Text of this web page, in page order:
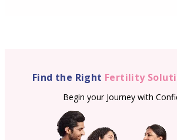
Find the Right Fertility
Begin your Journey with